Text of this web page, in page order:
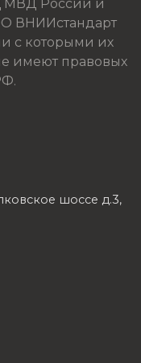
МВД России и
ВНИИстандарт
с которыми их
имеют правовых
шоссе д.3,